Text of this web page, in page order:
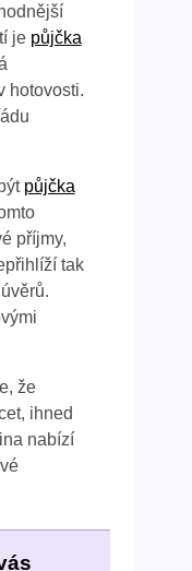
je půjčka
hotovosti.
půjčka
příjmy,
tak
že
ihned
nabízí